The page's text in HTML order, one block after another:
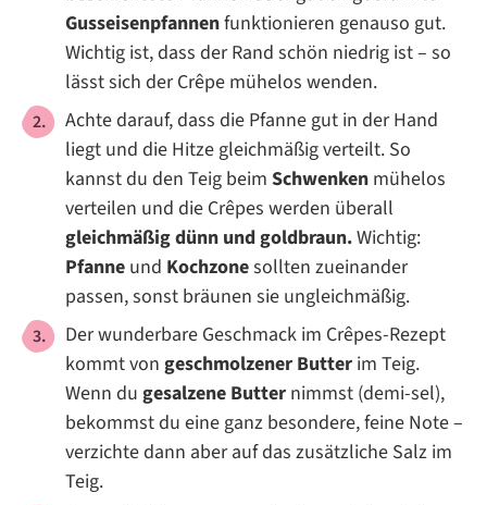
Gusseisenpfannenfunktionieren genauso gut.
Wichtig ist, dass der Rand schön niedrig ist – so
lässt sich der Crêpe mühelos wenden.
Achte darauf, dass die Pfanne gut in der Hand
liegt und die Hitze gleichmäßig verteilt. So
kannst du den Teig beim Schwenken mühelos
verteilen und die Crêpes werden überall
gleichmäßig dünn und goldbraun.Wichtig:
Pfanne und Kochzonesollten zueinander
passen, sonst bräunen sie ungleichmäßig.
Der wunderbare Geschmack im Crêpes-Rezept
kommt von geschmolzener Butter im Teig.
Wenn du gesalzene Butter nimmst (demi-sel),
bekommst du eine ganz besondere, feine Note –
verzichte dann aber auf das zusätzliche Salz im
Teig.